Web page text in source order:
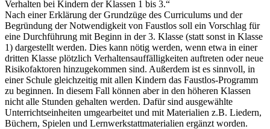
Verhalten bei Kindern der Klassen 1 bis 3.“
Nach einer Erklärung der Grundzüge des Curriculums und der
Begründung der Notwendigkeit von Faustlos soll ein Vorschlag für
eine Durchführung mit Beginn in der 3. Klasse (statt sonst in Klasse
1) dargestellt werden. Dies kann nötig werden, wenn etwa in einer
dritten Klasse plötzlich Verhaltensauffälligkeiten auftreten oder neue
Risikofaktoren hinzugekommen sind. Außerdem ist es sinnvoll, in
einer Schule gleichzeitig mit allen Kindern das Faustlos-Programm
zu beginnen. In diesem Fall können aber in den höheren Klassen
nicht alle Stunden gehalten werden. Dafür sind ausgewählte
Unterrichtseinheiten umgearbeitet und mit Materialien z.B. Liedern,
Büchern, Spielen und Lernwerkstattmaterialien ergänzt worden.